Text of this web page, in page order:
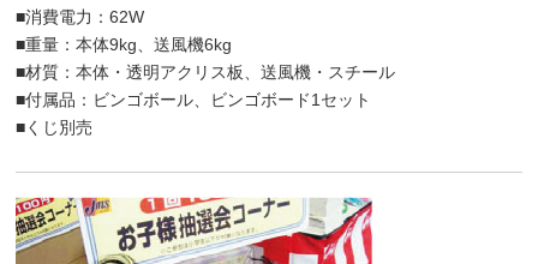
■消費電力：62W
■重量：本体9kg、送風機6kg
■材質：本体・透明アクリス板、送風機・スチール
■付属品：ビンゴボール、ビンゴボード1セット
■くじ別売